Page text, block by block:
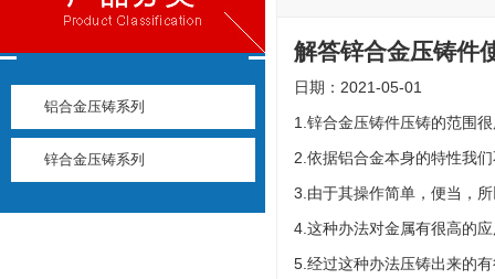
铝合金压铸系列
锌合金压铸系列
解答锌合金压铸件
日期：2021-05-01
1.锌合金压铸件压铸的范围
2.依据铝合金本身的特性我
3.由于其操作简单，便当，
4.这种办法对金属有很高的
5.经过这种办法压铸出来的